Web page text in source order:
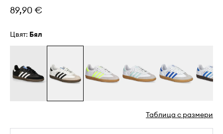
89,90 €
Цвят: бял
Таблица с размери